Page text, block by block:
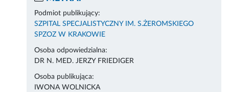
Podmiot publikujący:
SZPITAL SPECJALISTYCZNY IM. S.ŻEROMSKIEGO
SPZOZ W KRAKOWIE
Osoba odpowiedzialna:
DR N. MED. JERZY FRIEDIGER
Osoba publikująca:
IWONA WOLNICKA